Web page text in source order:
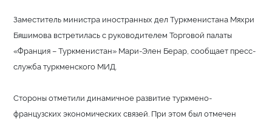
Заместитель министра иностранных дел Туркменистана Мяхри
Бяшимова встретилась с руководителем Торговой палаты
«Франция – Туркменистан» Мари-Элен Берар, сообщает пресс-
служба туркменского МИД.
Стороны отметили динамичное развитие туркмено-
французских экономических связей. При этом был отмечен